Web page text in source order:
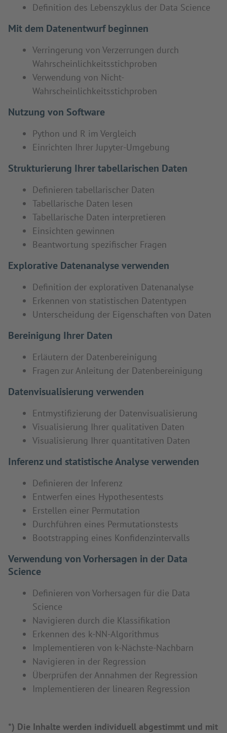
Definition des Lebenszyklus der Data Science
Mit dem Datenentwurf beginnen
Verringerung von Verzerrungen durch
Wahrscheinlichkeitsstichproben
Verwendung von Nicht-
Wahrscheinlichkeitsstichproben
Nutzung von Software
Python und R im Vergleich
Einrichten Ihrer Jupyter-Umgebung
Strukturierung Ihrer tabellarischen Daten
Definieren tabellarischer Daten
Tabellarische Daten lesen
Tabellarische Daten interpretieren
Einsichten gewinnen
Beantwortung spezifischer Fragen
Explorative Datenanalyse verwenden
Definition der explorativen Datenanalyse
Erkennen von statistischen Datentypen
Unterscheidung der Eigenschaften von Daten
Bereinigung Ihrer Daten
Erläutern der Datenbereinigung
Fragen zur Anleitung der Datenbereinigung
Datenvisualisierung verwenden
Entmystifizierung der Datenvisualisierung
Visualisierung Ihrer qualitativen Daten
Visualisierung Ihrer quantitativen Daten
Inferenz und statistische Analyse verwenden
Definieren der Inferenz
Entwerfen eines Hypothesentests
Erstellen einer Permutation
Durchführen eines Permutationstests
Bootstrapping eines Konfidenzintervalls
Verwendung von Vorhersagen in der Data
Science
Definieren von Vorhersagen für die Data
Science
Navigieren durch die Klassifikation
Erkennen des k-NN-Algorithmus
Implementieren von k-Nächste-Nachbarn
Navigieren in der Regression
Überprüfen der Annahmen der Regression
Implementieren der linearen Regression
*) Die Inhalte werden individuell abgestimmt und mit